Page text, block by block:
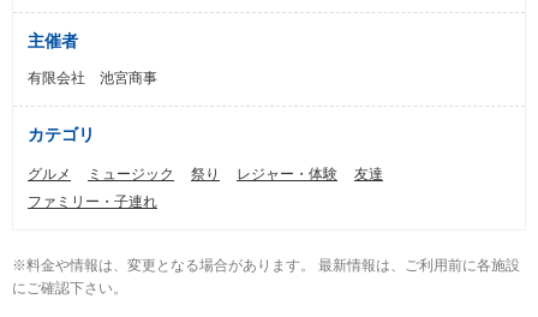
主催者
有限会社 池宮商事
カテゴリ
グルメ ミュージック 祭り レジャー・体験
友達
ファミリー・子連れ
※料金や情報は、変更となる場合があります。 最新情報は、ご利用前に各施設
にご確認下さい。